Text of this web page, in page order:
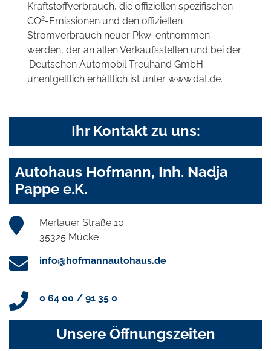
Kraftstoffverbrauch, die offiziellen spezifischen
CO2-Emissionen und den offiziellen
Stromverbrauch neuer Pkw' entnommen
werden, der an allen Verkaufsstellen und bei der
'Deutschen Automobil Treuhand GmbH'
unentgeltlich erhältlich ist unter www.dat.de.
Ihr Kontakt zu uns:
Autohaus Hofmann, Inh. Nadja
Pappe e.K.
Merlauer Straße 10
35325 Mücke
info@hofmannautohaus.de
0 64 00 / 91 35 0
Unsere Öffnungszeiten